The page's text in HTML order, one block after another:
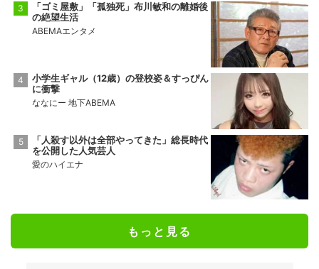
「ゴミ屋敷」「孤独死」布川敏和の離婚後
の絶望生活
ABEMAエンタメ
小学生ギャル（12歳）の登校姿＆すっぴん
に衝撃
ななにー 地下ABEMA
「人殺す以外は全部やってきた」総長時代
を公開した人気芸人
愛のハイエナ
もっと見る